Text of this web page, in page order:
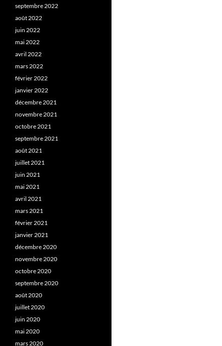
septembre 2022
août 2022
juin 2022
mai 2022
avril 2022
mars 2022
février 2022
janvier 2022
décembre 2021
novembre 2021
octobre 2021
septembre 2021
août 2021
juillet 2021
juin 2021
mai 2021
avril 2021
mars 2021
février 2021
janvier 2021
décembre 2020
novembre 2020
octobre 2020
septembre 2020
août 2020
juillet 2020
juin 2020
mai 2020
mars 2020